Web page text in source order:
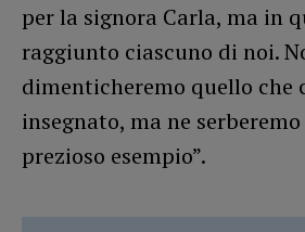
per la signora Carla, ma in
raggiunto ciascuno di noi.
dimenticheremo quello che
insegnato, ma ne
prezioso esempio”.